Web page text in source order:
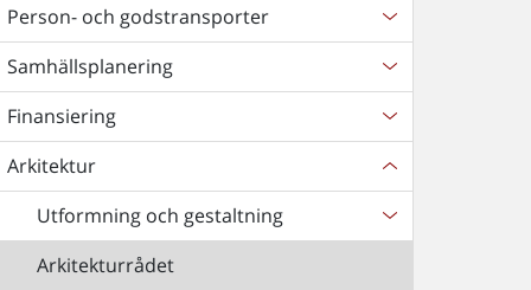
Person- och godstransporter
Samhällsplanering
Finansiering
Arkitektur
Utformning och gestaltning
Arkitekturrådet